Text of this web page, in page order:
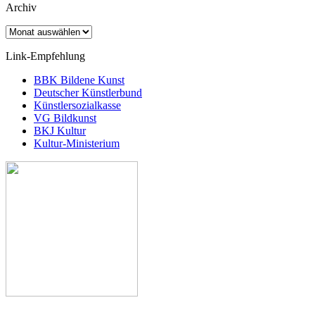
Archiv
Archiv
Link-Empfehlung
BBK Bildene Kunst
Deutscher Künstlerbund
Künstlersozialkasse
VG Bildkunst
BKJ Kultur
Kultur-Ministerium